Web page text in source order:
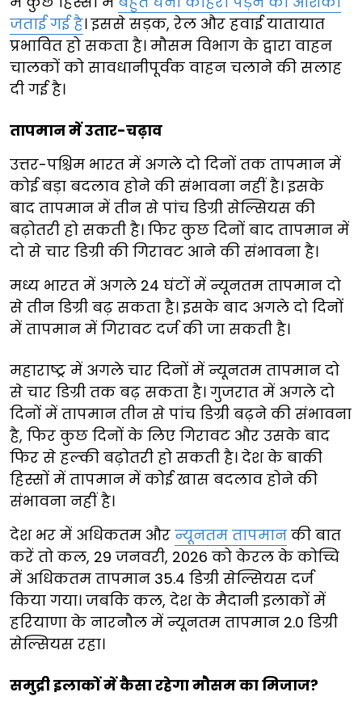
जताई गई है। इससे सड़क, रेल और हवाई यातायात
प्रभावित हो सकता है। मौसम विभाग के द्वारा वाहन
चालकों को सावधानीपूर्वक वाहन चलाने की सलाह
दी गई है।
तापमान में उतार-चढ़ाव
उत्तर-पश्चिम भारत में अगले दो दिनों तक तापमान में
कोई बड़ा बदलाव होने की संभावना नहीं है। इसके
बाद तापमान में तीन से पांच डिग्री सेल्सियस की
बढ़ोतरी हो सकती है। फिर कुछ दिनों बाद तापमान में
दो से चार डिग्री की गिरावट आने की संभावना है।
मध्य भारत में अगले 24 घंटों में न्यूनतम तापमान दो
से तीन डिग्री बढ़ सकता है। इसके बाद अगले दो दिनों
में तापमान में गिरावट दर्ज की जा सकती है।
महाराष्ट्र में अगले चार दिनों में न्यूनतम तापमान दो
से चार डिग्री तक बढ़ सकता है। गुजरात में अगले दो
दिनों में तापमान तीन से पांच डिग्री बढ़ने की संभावना
है, फिर कुछ दिनों के लिए गिरावट और उसके बाद
फिर से हल्की बढ़ोतरी हो सकती है। देश के बाकी
हिस्सों में तापमान में कोई खास बदलाव होने की
संभावना नहीं है।
देश भर में अधिकतम और न्यूनतम तापमान की बात
करें तो कल, 29 जनवरी, 2026 को केरल के कोच्चि
में अधिकतम तापमान 35.4 डिग्री सेल्सियस दर्ज
किया गया। जबकि कल, देश के मैदानी इलाकों में
हरियाणा के नारनौल में न्यूनतम तापमान 2.0 डिग्री
सेल्सियस रहा।
समुद्री इलाकों में कैसा रहेगा मौसम का मिजाज?